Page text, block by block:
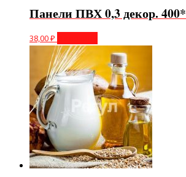
Панели ПВХ 0,3 декор.
38,00₽